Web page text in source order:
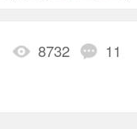
8732 11